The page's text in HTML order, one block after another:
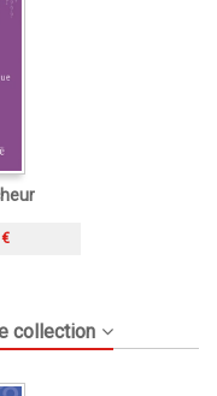
collection